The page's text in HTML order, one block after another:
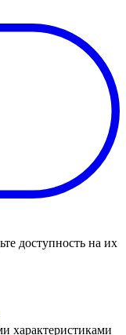
доступность на их
характеристиками